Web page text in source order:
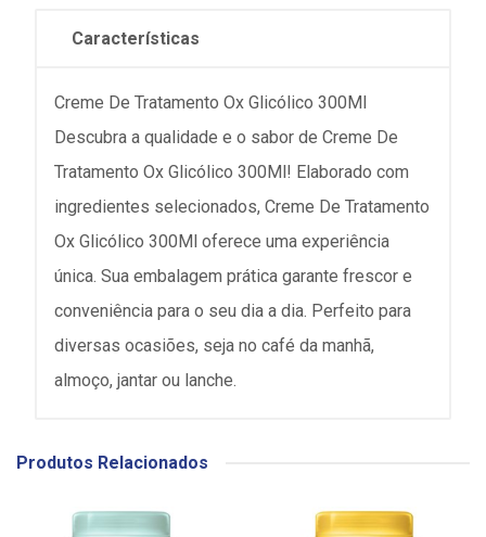
Características
Creme De Tratamento Ox Glicólico 300Ml
Descubra a qualidade e o sabor de Creme De
Tratamento Ox Glicólico 300Ml! Elaborado com
ingredientes selecionados, Creme De Tratamento
Ox Glicólico 300Ml oferece uma experiência
única. Sua embalagem prática garante frescor e
conveniência para o seu dia a dia. Perfeito para
diversas ocasiões, seja no café da manhã,
almoço, jantar ou lanche.
Produtos Relacionados